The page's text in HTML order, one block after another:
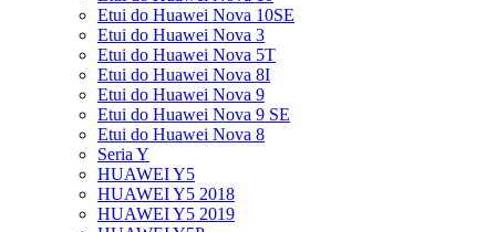
Etui do Huawei Nova 10SE
Etui do Huawei Nova 3
Etui do Huawei Nova 5T
Etui do Huawei Nova 8I
Etui do Huawei Nova 9
Etui do Huawei Nova 9 SE
Etui do Huawei Nova 8
Seria Y
HUAWEI Y5
HUAWEI Y5 2018
HUAWEI Y5 2019